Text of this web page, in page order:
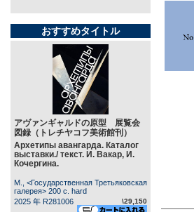
おすすめタイトル
アヴァンギャルドの原型 展覧会
図録（トレチヤコフ美術館刊）
Архетипы авангарда. Каталог
выставки./ текст. И. Вакар, И.
Кочергина.
М., <Государственная Третьяковская
галерея> 200 c. hard
2025 年 R281006
\29,150